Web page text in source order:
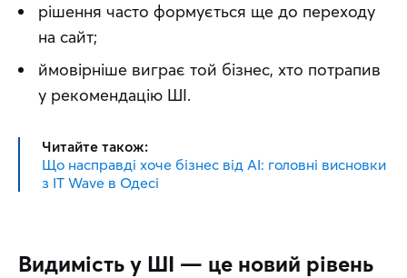
рішення часто формується ще до переходу
на сайт;
ймовірніше виграє той бізнес, хто потрапив
у рекомендацію ШІ.
Читайте також:
Що насправді хоче бізнес від AI: головні висновки
з IT Wave в Одесі
Видимість у ШІ — це новий рівень